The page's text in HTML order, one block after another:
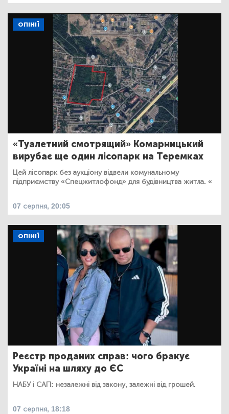
ОПІНІЇ
«Туалетний смотрящий» Комарницький
вирубає ще один лісопарк на Теремках
Цей лісопарк без аукціону відвели комунальному
підприємству «Спецжитлофонд» для будівництва житла. «
07 серпня, 20:05
ОПІНІЇ
Реєстр проданих справ: чого бракує
Україні на шляху до ЄС
НАБУ і САП: незалежні від закону, залежні від грошей.
07 серпня, 18:18